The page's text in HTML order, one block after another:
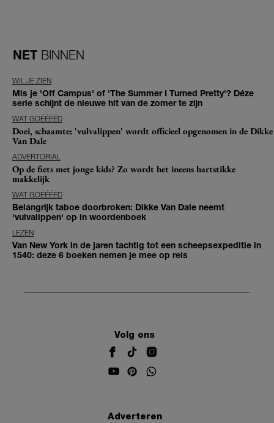
NET BINNEN
WIL JE ZIEN
Mis je 'Off Campus' of 'The Summer I Turned Pretty'? Déze
serie schijnt de nieuwe hit van de zomer te zijn
WAT GOÉÉÉÉD
Doei, schaamte: 'vulvalippen' wordt officieel opgenomen in de Dikke
Van Dale
ADVERTORIAL
Op de fiets met jonge kids? Zo wordt het ineens hartstikke
makkelijk
WAT GOÉÉÉÉD
Belangrijk taboe doorbroken: Dikke Van Dale neemt
'vulvalippen' op in woordenboek
LEZEN
Van New York in de jaren tachtig tot een scheepsexpeditie in
1540: deze 6 boeken nemen je mee op reis
Volg ons
Adverteren